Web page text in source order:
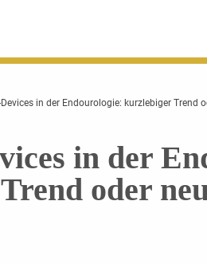
Devices in der Endourologie: kurzlebiger Trend
in der
oder